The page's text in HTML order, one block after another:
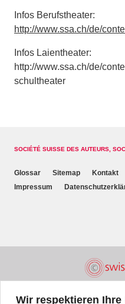
Wir respektieren
Infos Berufstheater:
http://www.ssa.ch/de/
Infos Laientheater:
http://www.ssa.ch/de/
schultheater
SOCIÉTÉ SUISSE DES AUTEURS,
Glossar Sitemap Kontakt
Impressum